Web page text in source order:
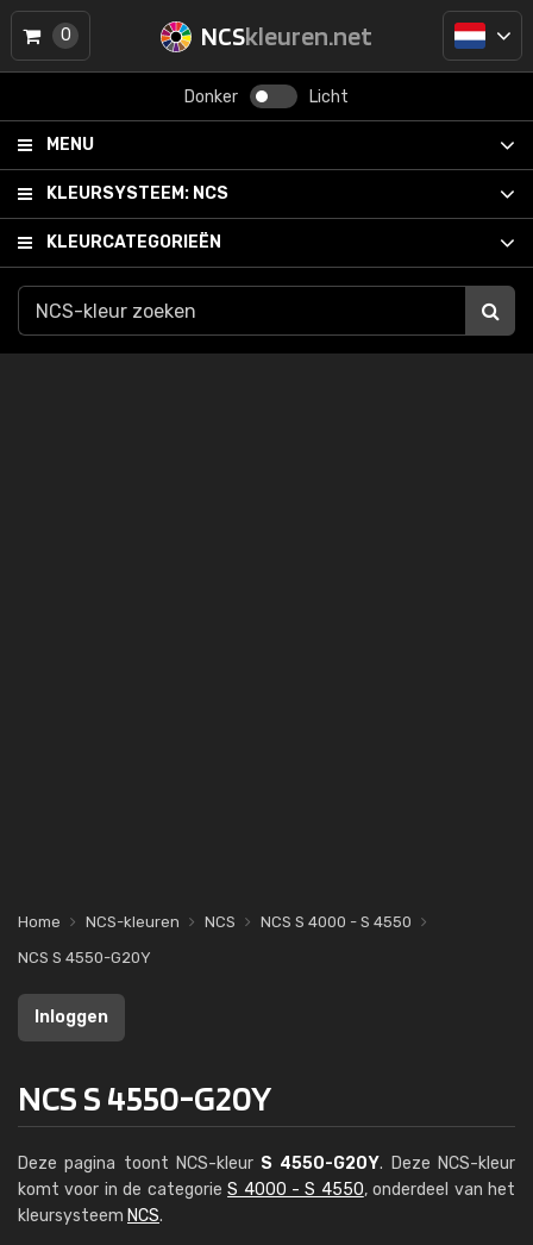
NCSkleuren.net
Donker Licht
MENU
KLEURSYSTEEM: NCS
KLEURCATEGORIEËN
0
Home NCS-kleuren NCS
NCS S 4000 - S 4550
NCS S 4550-G20Y
Inloggen
NCS S 4550-G20Y
Deze pagina toont NCS-kleur S 4550-G20Y. Deze NCS-kleur
komt voor in de categorieS 4000 - S 4550, onderdeel van het
kleursysteem NCS.